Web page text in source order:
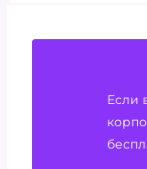
Если